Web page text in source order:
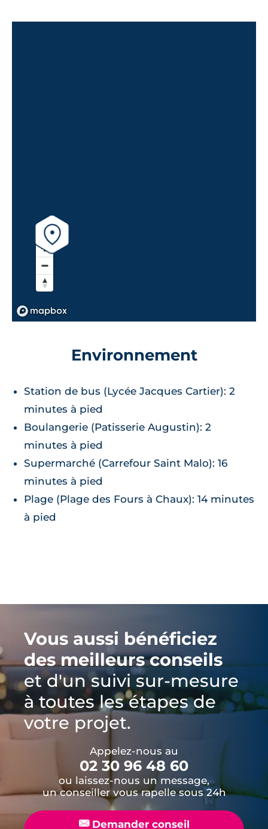
Environnement
Station de bus (Lycée Jacques Cartier): 2
minutes à pied
Boulangerie (Patisserie Augustin): 2
minutes à pied
Supermarché (Carrefour Saint Malo): 16
minutes à pied
Plage (Plage des Fours à Chaux): 14 minutes
à pied
Vous aussi bénéficiez
des meilleurs conseils
et d'un suivi sur-mesure
à toutes les étapes de
votre projet.
Appelez-nous au
02 30 96 48 60
ou laissez-nous un message,
un conseiller vous rapelle sous 24h
📧Demander conseil